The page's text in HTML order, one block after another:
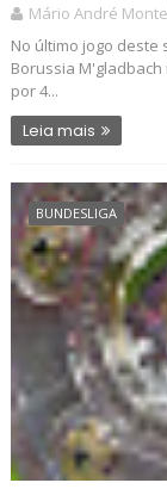
Mário André
No último jogo
Borussia
por 4...
Leia mais
BUNDESLIGA